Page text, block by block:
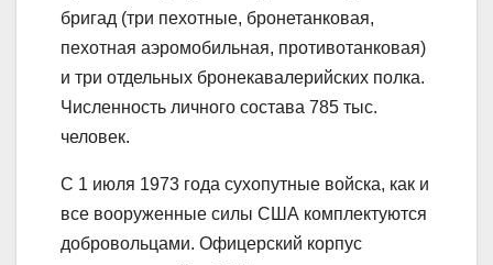
бригад (три пехотные, бронетанковая,
пехотная аэромобильная, противотанковая)
и три отдельных бронекавалерийских полка.
Численность личного состава 785 тыс.
человек.
С 1 июля 1973 года сухопутные войска, как и
все вооруженные силы США комплектуются
добровольцами. Офицерский корпус